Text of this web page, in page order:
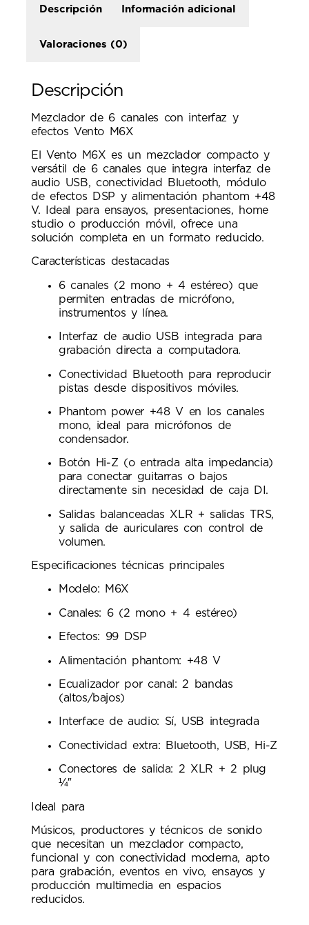
Descripción Información adicional
Valoraciones (0)
Descripción
Mezclador de 6 canales con interfaz y
efectos Vento M6X
El Vento M6X es un mezclador compacto y
versátil de 6 canales que integra interfaz de
audio USB, conectividad Bluetooth, módulo
de efectos DSP y alimentación phantom +48
V. Ideal para ensayos, presentaciones, home
studio o producción móvil, ofrece una
solución completa en un formato reducido.
Características destacadas
6 canales (2 mono + 4 estéreo) que
permiten entradas de micrófono,
instrumentos y línea.
Interfaz de audio USB integrada para
grabación directa a computadora.
Conectividad Bluetooth para reproducir
pistas desde dispositivos móviles.
Phantom power +48 V en los canales
mono, ideal para micrófonos de
condensador.
Botón Hi-Z (o entrada alta impedancia)
para conectar guitarras o bajos
directamente sin necesidad de caja DI.
Salidas balanceadas XLR + salidas TRS,
y salida de auriculares con control de
volumen.
Especificaciones técnicas principales
Modelo: M6X
Canales: 6 (2 mono + 4 estéreo)
Efectos: 99 DSP
Alimentación phantom: +48 V
Ecualizador por canal: 2 bandas
(altos/bajos)
Interface de audio: Sí, USB integrada
Conectividad extra: Bluetooth, USB, Hi-Z
Conectores de salida: 2 XLR + 2 plug
¼″
Ideal para
Músicos, productores y técnicos de sonido
que necesitan un mezclador compacto,
funcional y con conectividad moderna, apto
para grabación, eventos en vivo, ensayos y
producción multimedia en espacios
reducidos.